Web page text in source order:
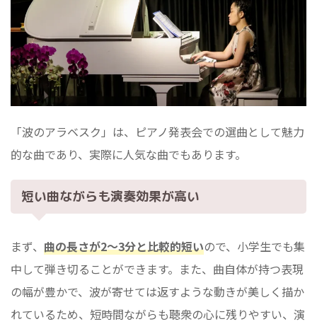
「波のアラベスク」は、ピアノ発表会での選曲として魅力
的な曲であり、実際に人気な曲でもあります。
短い曲ながらも演奏効果が高い
まず、 曲の長さが2～3分と比較的短いので、小学生でも集
中して弾き切ることができます。また、曲自体が持つ表現
の幅が豊かで、波が寄せては返すような動きが美しく描か
れているため、短時間ながらも聴衆の心に残りやすい、演